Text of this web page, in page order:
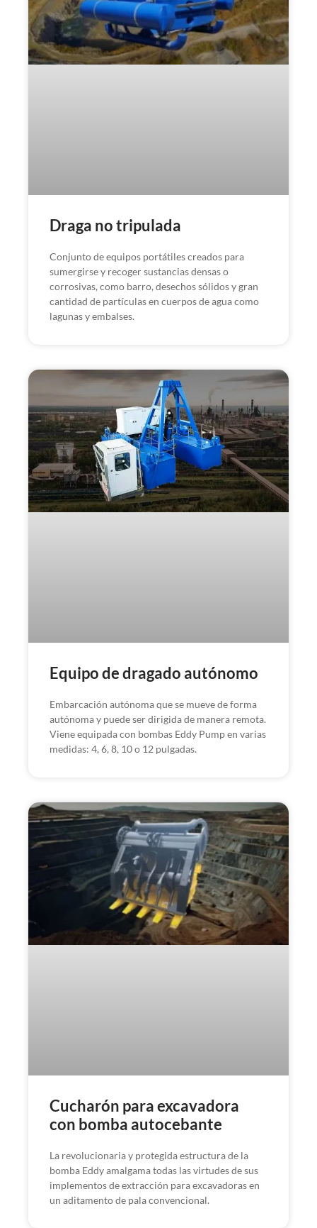
Draga no tripulada
Conjunto de equipos portátiles creados para
sumergirse y recoger sustancias densas o
corrosivas, como barro, desechos sólidos y gran
cantidad de partículas en cuerpos de agua como
lagunas y embalses.
Equipo de dragado autónomo
Embarcación autónoma que se mueve de forma
autónoma y puede ser dirigida de manera remota.
Viene equipada con bombas Eddy Pump en varias
medidas: 4, 6, 8, 10 o 12 pulgadas.
Cucharón para excavadora
con bomba autocebante
La revolucionaria y protegida estructura de la
bomba Eddy amalgama todas las virtudes de sus
implementos de extracción para excavadoras en
un aditamento de pala convencional.